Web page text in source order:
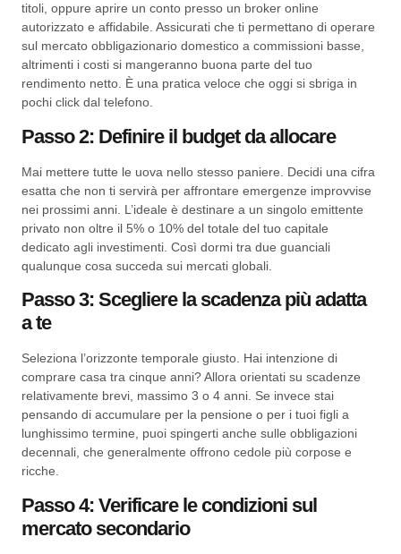
titoli, oppure aprire un conto presso un broker online
autorizzato e affidabile. Assicurati che ti permettano di operare
sul mercato obbligazionario domestico a commissioni basse,
altrimenti i costi si mangeranno buona parte del tuo
rendimento netto. È una pratica veloce che oggi si sbriga in
pochi click dal telefono.
Passo 2: Definire il budget da allocare
Mai mettere tutte le uova nello stesso paniere. Decidi una cifra
esatta che non ti servirà per affrontare emergenze improvvise
nei prossimi anni. L’ideale è destinare a un singolo emittente
privato non oltre il 5% o 10% del totale del tuo capitale
dedicato agli investimenti. Così dormi tra due guanciali
qualunque cosa succeda sui mercati globali.
Passo 3: Scegliere la scadenza più adatta
a te
Seleziona l’orizzonte temporale giusto. Hai intenzione di
comprare casa tra cinque anni? Allora orientati su scadenze
relativamente brevi, massimo 3 o 4 anni. Se invece stai
pensando di accumulare per la pensione o per i tuoi figli a
lunghissimo termine, puoi spingerti anche sulle obbligazioni
decennali, che generalmente offrono cedole più corpose e
ricche.
Passo 4: Verificare le condizioni sul
mercato secondario